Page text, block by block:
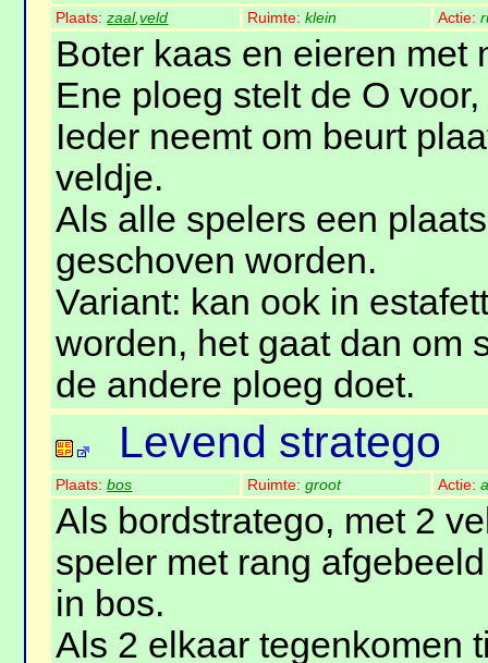
Plaats:zaal,veld Ruimte:klein Actie:
Boter kaas en eieren met
Ene ploeg stelt de O
Ieder neemt om beurt
veldje.
Als alle spelers een
geschoven worden.
Variant: kan ook in
worden, het gaat dan om
de andere ploeg doet.
Levend stratego
Plaats:bos Ruimte:groot Actie:
Als bordstratego, met 2
speler met rang
in bos.
Als 2 elkaar tegenkomen